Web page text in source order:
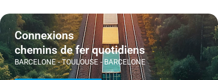
Connexions
chemins de fer quotidiens
BARCELONE - TOULOUSE - BARCELONE